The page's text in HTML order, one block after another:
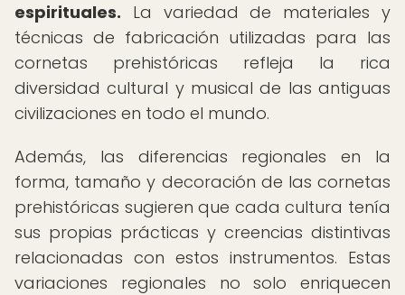
espirituales. La variedad de materiales y
técnicas de fabricación utilizadas para las
cornetas prehistóricas refleja la rica
diversidad cultural y musical de las antiguas
civilizaciones en todo el mundo.
Además, las diferencias regionales en la
forma, tamaño y decoración de las cornetas
prehistóricas sugieren que cada cultura tenía
sus propias prácticas y creencias distintivas
relacionadas con estos instrumentos. Estas
variaciones regionales no solo enriquecen